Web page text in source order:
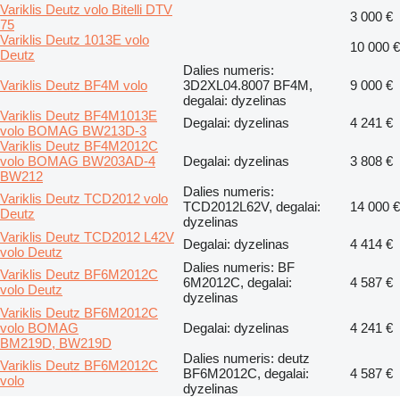
Variklis Deutz volo Bitelli DTV
75
3 000 €
Variklis Deutz 1013E volo
Deutz
10 000 €
Variklis Deutz BF4M volo
Dalies numeris:
3D2XL04.8007 BF4M,
degalai: dyzelinas
9 000 €
Variklis Deutz BF4M1013E
volo BOMAG BW213D-3
Degalai: dyzelinas
4 241 €
Variklis Deutz BF4M2012C
volo BOMAG BW203AD-4
BW212
Degalai: dyzelinas 3 808 €
Variklis Deutz TCD2012 volo
Deutz
Dalies numeris:
TCD2012L62V, degalai:
dyzelinas
14 000 €
Variklis Deutz TCD2012 L42V
volo Deutz
Degalai: dyzelinas
4 414 €
Variklis Deutz BF6M2012C
volo Deutz
Dalies numeris: BF
6M2012C, degalai:
dyzelinas
4 587 €
Variklis Deutz BF6M2012C
volo BOMAG
BM219D, BW219D
Degalai: dyzelinas 4 241 €
Variklis Deutz BF6M2012C
volo
Dalies numeris: deutz
BF6M2012C, degalai:
dyzelinas
4 587 €